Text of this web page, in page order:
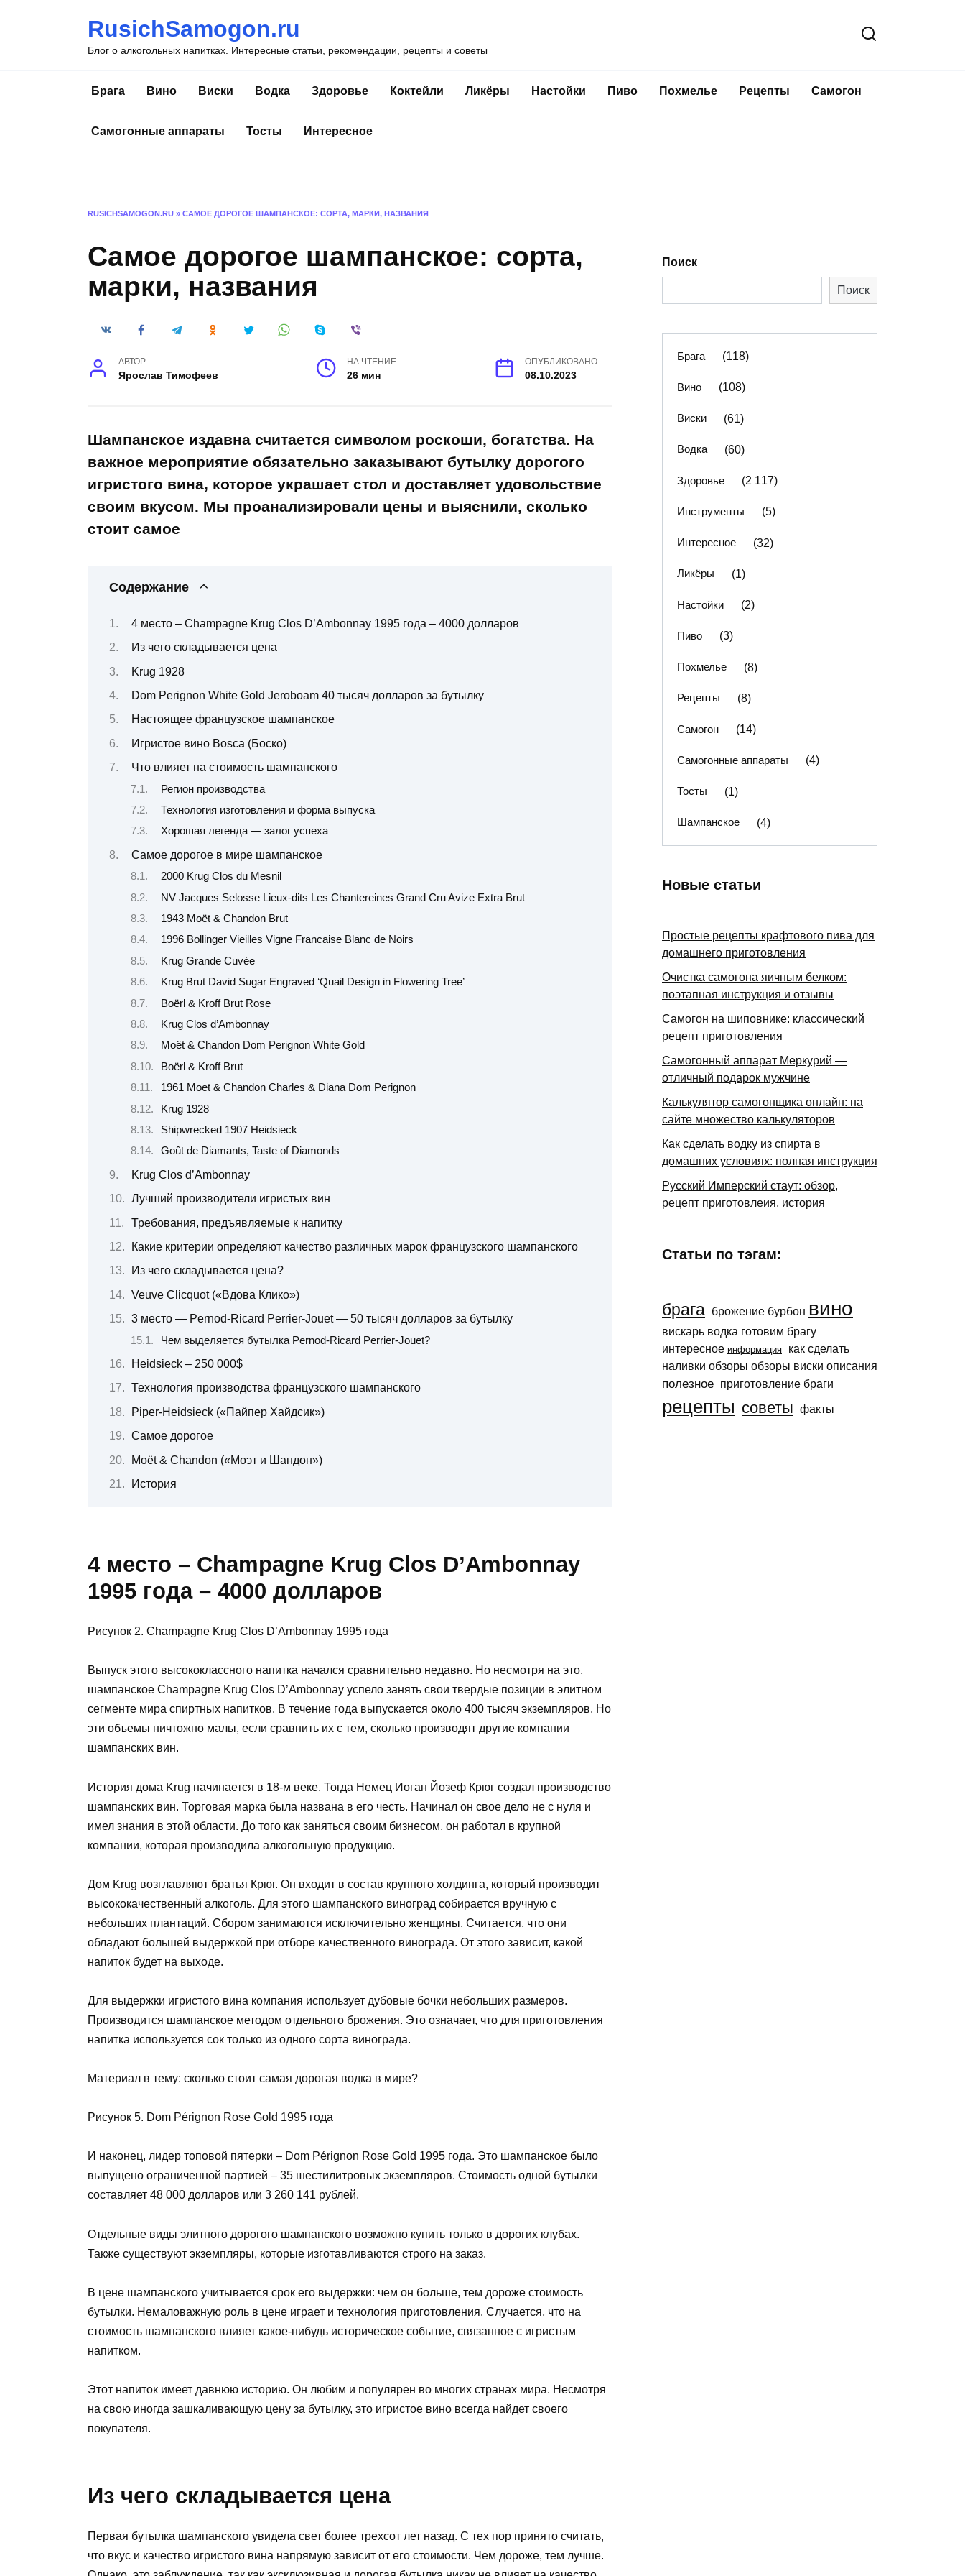
RusichSamogon.ru
Блог о алкогольных напитках. Интересные статьи, рекомендации, рецепты и советы
Брага Вино Виски Водка Здоровье Коктейли Ликёры Настойки Пиво Похмелье Рецепты Самогон
Самогонные аппараты Тосты Интересное
RUSICHSAMOGON.RU » САМОЕ ДОРОГОЕ ШАМПАНСКОЕ: СОРТА, МАРКИ, НАЗВАНИЯ
Самое дорогое шампанское: сорта,
марки, названия
АВТОР
Ярослав Тимофеев
НА ЧТЕНИЕ
26 мин
ОПУБЛИКОВАНО
08.10.2023
Шампанское издавна считается символом роскоши, богатства. На
важное мероприятие обязательно заказывают бутылку дорогого
игристого вина, которое украшает стол и доставляет удовольствие
своим вкусом. Мы проанализировали цены и выяснили, сколько
стоит самое
Содержание
4 место – Champagne Krug Clos D’Ambonnay 1995 года – 4000 долларов
Из чего складывается цена
Krug 1928
Dom Perignon White Gold Jeroboam 40 тысяч долларов за бутылку
Настоящее французское шампанское
Игристое вино Bosca (Боско)
Что влияет на стоимость шампанского
Регион производства
Технология изготовления и форма выпуска
Хорошая легенда — залог успеха
Самое дорогое в мире шампанское
2000 Krug Clos du Mesnil
NV Jacques Selosse Lieux-dits Les Chantereines Grand Cru Avize Extra Brut
1943 Moët & Chandon Brut
1996 Bollinger Vieilles Vigne Francaise Blanc de Noirs
Krug Grande Cuvée
Krug Brut David Sugar Engraved ‘Quail Design in Flowering Tree’
Boërl & Kroff Brut Rose
Krug Clos d’Ambonnay
Moët & Chandon Dom Perignon White Gold
Boërl & Kroff Brut
1961 Moet & Chandon Charles & Diana Dom Perignon
Krug 1928
Shipwrecked 1907 Heidsieck
Goût de Diamants, Taste of Diamonds
Krug Clos d’Ambonnay
Лучший производители игристых вин
Требования, предъявляемые к напитку
Какие критерии определяют качество различных марок французского шампанского
Из чего складывается цена?
Veuve Clicquot («Вдова Клико»)
3 место — Pernod-Ricard Perrier-Jouet — 50 тысяч долларов за бутылку
Чем выделяется бутылка Pernod-Ricard Perrier-Jouet?
Heidsieck – 250 000$
Технология производства французского шампанского
Piper-Heidsieck («Пайпер Хайдсик»)
Самое дорогое
Moët & Chandon («Моэт и Шандон»)
История
4 место – Champagne Krug Clos D’Ambonnay
1995 года – 4000 долларов
Рисунок 2. Champagne Krug Clos D’Ambonnay 1995 года
Выпуск этого высококлассного напитка начался сравнительно недавно. Но несмотря на это,
шампанское Champagne Krug Clos D’Ambonnay успело занять свои твердые позиции в элитном
сегменте мира спиртных напитков. В течение года выпускается около 400 тысяч экземпляров. Но
эти объемы ничтожно малы, если сравнить их с тем, сколько производят другие компании
шампанских вин.
История дома Krug начинается в 18-м веке. Тогда Немец Иоган Йозеф Крюг создал производство
шампанских вин. Торговая марка была названа в его честь. Начинал он свое дело не с нуля и
имел знания в этой области. До того как заняться своим бизнесом, он работал в крупной
компании, которая производила алкогольную продукцию.
Дом Krug возглавляют братья Крюг. Он входит в состав крупного холдинга, который производит
высококачественный алкоголь. Для этого шампанского виноград собирается вручную с
небольших плантаций. Сбором занимаются исключительно женщины. Считается, что они
обладают большей выдержкой при отборе качественного винограда. От этого зависит, какой
напиток будет на выходе.
Для выдержки игристого вина компания использует дубовые бочки небольших размеров.
Производится шампанское методом отдельного брожения. Это означает, что для приготовления
напитка используется сок только из одного сорта винограда.
Материал в тему: сколько стоит самая дорогая водка в мире?
Рисунок 5. Dom Pérignon Rose Gold 1995 года
И наконец, лидер топовой пятерки – Dom Pérignon Rose Gold 1995 года. Это шампанское было
выпущено ограниченной партией – 35 шестилитровых экземпляров. Стоимость одной бутылки
составляет 48 000 долларов или 3 260 141 рублей.
Отдельные виды элитного дорогого шампанского возможно купить только в дорогих клубах.
Также существуют экземпляры, которые изготавливаются строго на заказ.
В цене шампанского учитывается срок его выдержки: чем он больше, тем дороже стоимость
бутылки. Немаловажную роль в цене играет и технология приготовления. Случается, что на
стоимость шампанского влияет какое-нибудь историческое событие, связанное с игристым
напитком.
Этот напиток имеет давнюю историю. Он любим и популярен во многих странах мира. Несмотря
на свою иногда зашкаливающую цену за бутылку, это игристое вино всегда найдет своего
покупателя.
Из чего складывается цена
Первая бутылка шампанского увидела свет более трехсот лет назад. С тех пор принято считать,
что вкус и качество игристого вина напрямую зависит от его стоимости. Чем дороже, тем лучше.
Поиск
Поиск
Брага (118)
Вино (108)
Виски (61)
Водка (60)
Здоровье (2 117)
Инструменты (5)
Интересное (32)
Ликёры (1)
Настойки (2)
Пиво (3)
Похмелье (8)
Рецепты (8)
Самогон (14)
Самогонные аппараты (4)
Тосты (1)
Шампанское (4)
Новые статьи
Простые рецепты крафтового пива для
домашнего приготовления
Очистка самогона яичным белком:
поэтапная инструкция и отзывы
Самогон на шиповнике: классический
рецепт приготовления
Самогонный аппарат Меркурий —
отличный подарок мужчине
Калькулятор самогонщика онлайн: на
сайте множество калькуляторов
Как сделать водку из спирта в
домашних условиях: полная инструкция
Русский Имперский стаут: обзор,
рецепт приготовлеия, история
Статьи по тэгам:
брага брожение бурбон вино
вискарь водка готовим брагу
интересное информация
как сделать
наливки обзоры обзоры виски описания
полезное приготовление браги
рецепты советы факты